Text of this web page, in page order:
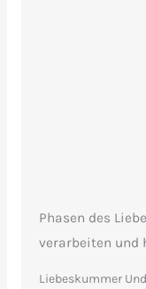
Phasen des
verarbeiten und
Liebeskummer